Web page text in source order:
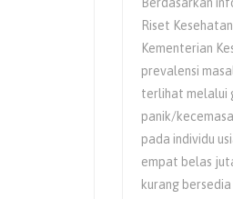
Riset
Kementerian
prevalensi
terlihat melalui
panik/
pada individu
empat belas
kurang